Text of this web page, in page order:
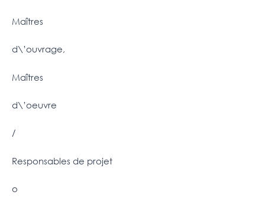
Maîtres
d\’ouvrage,
Maîtres
d\’oeuvre
/
Responsables de projet
o